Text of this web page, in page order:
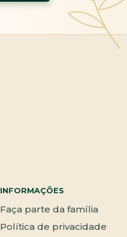
INFORMAÇÕES
Faça parte da família
Política de privacidade